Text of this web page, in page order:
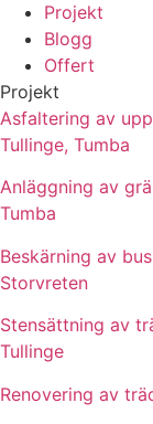
Projekt
Blogg
Offert
Projekt
Asfaltering av
Tullinge, Tumba
Anläggning av
Tumba
Beskärning av
Storvreten
Stensättning av
Tullinge
Renovering av